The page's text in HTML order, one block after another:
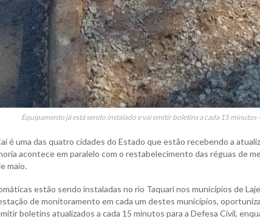
Equipamento já está sendo instalado e vai emitir boletins a cada 15 minutos
é uma das quatro cidades do Estado que estão recebendo a
acontece em paralelo com o restabelecimento das réguas de
maio.
estão sendo instaladas no rio Taquari nos municípios de
de monitoramento em cada um destes municípios,
boletins atualizados a cada 15 minutos para a Defesa Civil,